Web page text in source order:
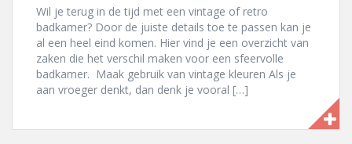
Wil je terug in de tijd met een vintage of retro
badkamer? Door de juiste details toe te passen kan je
al een heel eind komen. Hier vind je een overzicht van
zaken die het verschil maken voor een sfeervolle
badkamer. Maak gebruik van vintage kleuren Als je
aan vroeger denkt, dan denk je vooral […]